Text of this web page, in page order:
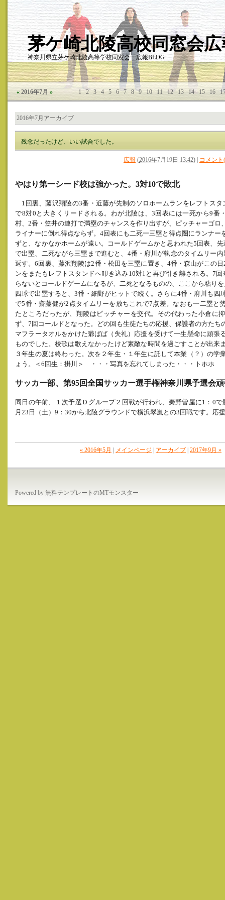
茅ケ崎北陵高校同窓会
神奈川県立茅ケ崎北陵高等学校同窓会 広報BLOG
«2016年7月 » 1 2 3 4 5 6 7 8 9 10 11 12 13 14 15 16
2016年7月アーカイブ
残念だったけど、いい試合でした。
広報 (2016年7月19日 13:42) コメント
やはり第一シード校は強かった。 3対10で敗北
1 回裏、 藤沢翔陵の3番・近藤が先制のソロホームランをレフトスタ
で8対0 と大きくリード される。わが北陵は、 3 回表には一死から9番
村、 2番・笠井の連打で満塁のチャンスを作り出すが、ピッチャーゴロ
ライナーに倒れ得点ならず。 4回表にも二死一三塁と得点圏にランナー
ずと、なかなかホームが遠い。コールドゲームかと思われた5 回表、先
で出塁、二死ながら三塁まで進むと、 4番・府川が執念のタイムリー
返す。6 回裏、 藤沢翔陵は2番・松田を三塁に置き、 4番・森山がこの日
ンをまたもレフトスタンドへ叩き込み10対1 と再び引き離される。7 回
らないとコールドゲームになるが、 二死となるものの、ここから粘り
四球で出塁すると、3番・細野がヒットで続く。さらに4番・府川も四
で5番・齋藤健が2 点タイムリーを放ちこれで7点差。なおも一二塁と
たところだったが、翔陵は ピッチャーを交代。その代わった小倉に
ず、 7 回コールド となった。どの回も生徒たちの応援、保護者の方たち
マフラータオルをかけた爺ばば（失礼）応援を受けて一生懸命に頑張
ものでした。校歌は歌えなかったけど素敵な時間を過ごすことが出来
３年生の夏は終わった。次を２年生・１年生に託して本業（？）の学
ょう。＜6回生：掛川＞ ・・・写真を忘れてしまった・・・トホホ
サッカー部、第95回全国サッカー選手権神奈川県予選会
同日の午前、１次予選Ｄグループ２回戦が行われ、秦野曽屋に1：0
月23日（土）9：30から北陵グラウンドで横浜翠嵐との3回戦です。応
« 2016年5月 メインページ アーカイブ 2017年9月 »
Powered by 無料テンプレートのMTモンスター